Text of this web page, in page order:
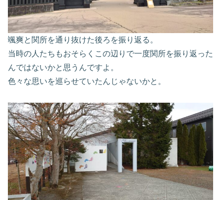
颯爽と関所を通り抜けた後ろを振り返る。
当時の人たちもおそらくこの辺りで一度関所を振り返った
んではないかと思うんですよ。
色々な思いを巡らせていたんじゃないかと。